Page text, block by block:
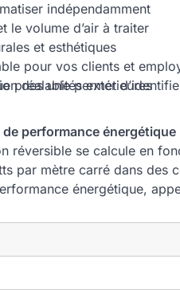
indépendamment
le volume d’air à traiter
et esthétiques
pour vos clients et
des unités extérieures
préalable permet
performance énergétique
réversible se calcule en
par mètre carré dans des
énergétique,